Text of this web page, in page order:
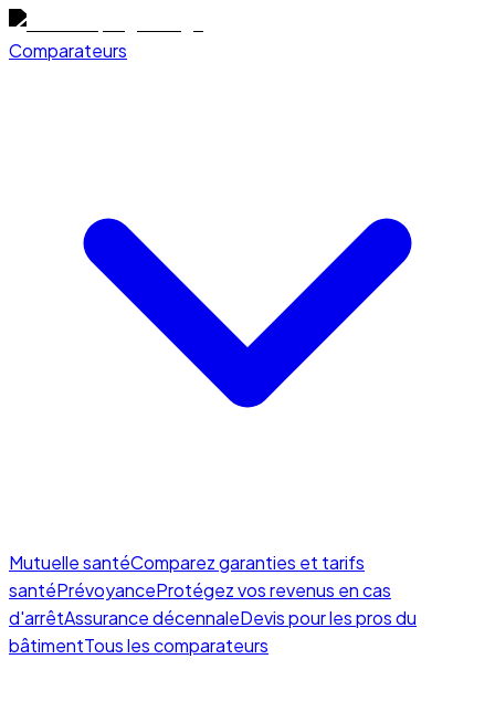
Comparateurs
Mutuelle santéComparez garanties et tarifs
santéPrévoyanceProtégez vos revenus en cas
d'arrêtAssurance décennaleDevis pour les pros du
bâtimentTous les comparateurs